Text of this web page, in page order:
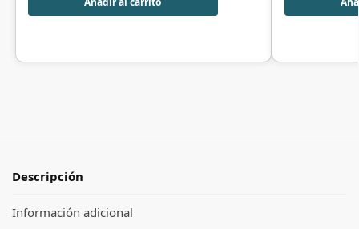
Descripción
Información adicional